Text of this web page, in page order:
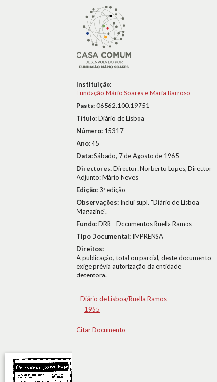
Instituição:
Fundação Mário Soares e Maria Barroso
Pasta:06562.100.19751
Título:Diário de Lisboa
Número: 15317
Ano:45
Data:Sábado, 7 de Agosto de 1965
Directores:Director: Norberto Lopes; Director
Adjunto: Mário Neves
Edição:3ª edição
Observações: Inclui supl. "Diário de Lisboa
Magazine".
Fundo:DRR - Documentos Ruella Ramos
Tipo Documental: IMPRENSA
Direitos:
A publicação, total ou parcial, deste documento
exige prévia autorização da entidade
detentora.
Diário de Lisboa/Ruella Ramos
1965
Citar Documento